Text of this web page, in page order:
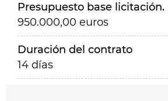
Presupuesto base
950.000,00 euros
Duración del contrato
14 días